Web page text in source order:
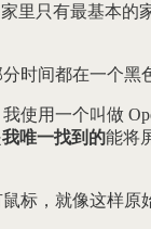
里只有最基本的
时间都在一个
使用一个叫做
我唯一找到的能将
标，就像这样原